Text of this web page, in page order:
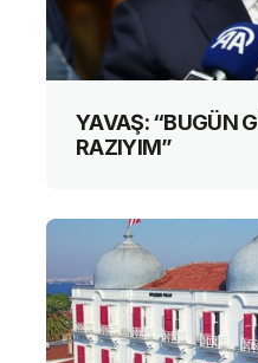
YAVAŞ: “BUGÜN
RAZIYIM”